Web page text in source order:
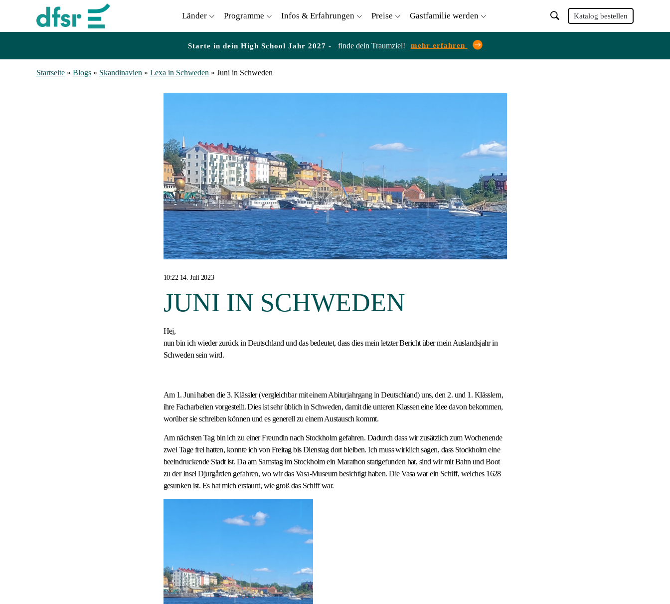
Länder Programme Infos & Erfahrungen Preise Gastfamilie werden Katalog bestellen
Starte in dein High School Jahr 2027 - finde dein Traumziel! mehr erfahren
Startseite» Blogs» Skandinavien » Lexa in Schweden » Juni in Schweden
10:22 14. Juli 2023
JUNI IN SCHWEDEN
Hej,
nun bin ich wieder zurück in Deutschland und das bedeutet, dass dies mein letzter Bericht über mein Auslandsjahr in
Schweden sein wird.
Am 1. Juni haben die 3. Klässler (vergleichbar mit einem Abiturjahrgang in Deutschland) uns, den 2. und 1. Klässlern,
ihre Facharbeiten vorgestellt. Dies ist sehr üblich in Schweden, damit die unteren Klassen eine Idee davon bekommen,
worüber sie schreiben können und es generell zu einem Austausch kommt.
Am nächsten Tag bin ich zu einer Freundin nach Stockholm gefahren. Dadurch dass wir zusätzlich zum Wochenende
zwei Tage frei hatten, konnte ich von Freitag bis Dienstag dort bleiben. Ich muss wirklich sagen, dass Stockholm eine
beeindruckende Stadt ist. Da am Samstag im Stockholm ein Marathon stattgefunden hat, sind wir mit Bahn und Boot
zu der Insel Djurgården gefahren, wo wir das Vasa-Museum besichtigt haben. Die Vasa war ein Schiff, welches 1628
gesunken ist. Es hat mich erstaunt, wie groß das Schiff war.